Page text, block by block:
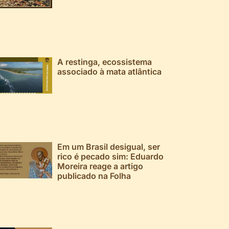
A restinga, ecossistema
associado à mata atlântica
Em um Brasil desigual, ser
rico é pecado sim: Eduardo
Moreira reage a artigo
publicado na Folha